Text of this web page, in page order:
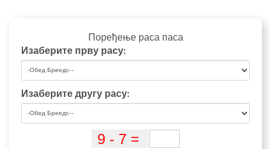
Поређење раса паса
Изаберите прву расу:
Изаберите другу расу: